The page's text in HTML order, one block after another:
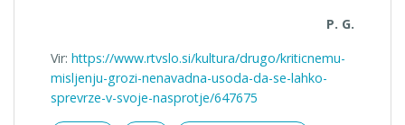
P. G.
Vir: https://www.rtvslo.si/kultura/drugo/kriticnemu-
misljenju-grozi-nenavadna-usoda-da-se-lahko-
sprevrze-v-svoje-nasprotje/647675